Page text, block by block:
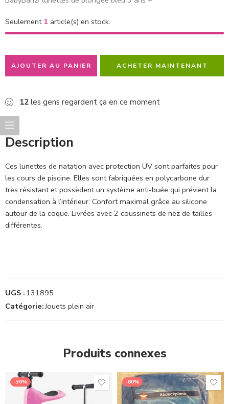
Seulement 1 article(s) en stock.
AJOUTER AU PANIER ACHETER MAINTENANT
12 les gens regardent ça en ce moment
Description
Ces lunettes de natation avec protection UV sont parfaites pour
les cours de piscine. Elles sont fabriquées en polycarbone dur
très résistant et possèdent un système anti-buée qui prévient la
condensation à l’intérieur. Confort maximal grâce au silicone
autour de la coque. Livrées avec 2 coussinets de nez de tailles
différentes.
UGS : 131895
Catégorie:Jouets plein air
Produits connexes
-36% -80%